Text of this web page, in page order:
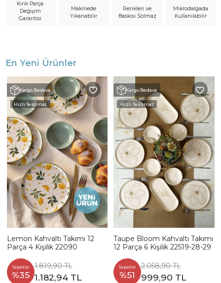
Kırık Parça
Değişim
Garantisi
Makinede
Yıkanabilir
Renkleri ve
Baskısı Solmaz
Mikrodalgada
Kullanılabilir
En Yeni Ürünler
Kargo Bedava
Hızlı Teslimat
Lemon Kahvaltı Takımı 12
Parça 4 Kişilik 22090
Sepette
%35
1.819,90 TL
1.182,94 TL
Kargo Bedava
Hızlı Teslimat
Taupe Bloom Kahvaltı Takımı
12 Parça 6 Kişilik 22519-28-29
Sepette
%51
2.058,90 TL
999,90 TL